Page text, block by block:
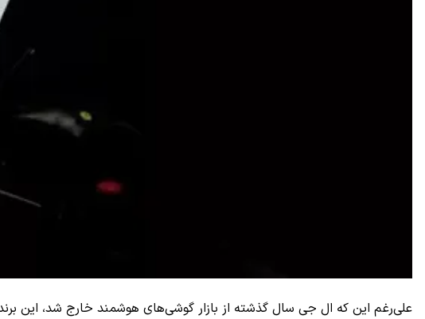
علی‌رغم این که ال جی سال گذشته از بازار گوشی‌های هوشمند خارج شد،